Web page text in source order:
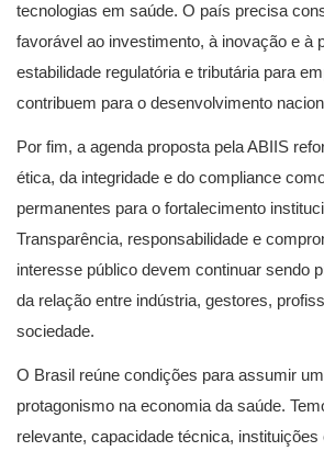
tecnologias em saúde. O país precisa
favorável ao investimento, à inovação e à
estabilidade regulatória e tributária para
contribuem para o desenvolvimento
Por fim, a agenda proposta pela ABIIS
ética, da integridade e do compliance
permanentes para o fortalecimento
Transparência, responsabilidade e
interesse público devem continuar sendo
da relação entre indústria, gestores,
sociedade.
O Brasil reúne condições para assumir
protagonismo na economia da saúde.
relevante, capacidade técnica,